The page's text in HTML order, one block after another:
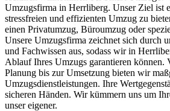
Umzugsfirma in Herrliberg. Unser Ziel ist
stressfreien und effizienten Umzug zu
einen Privatumzug, Büroumzug oder
Unsere Umzugsfirma zeichnet sich durch
und Fachwissen aus, sodass wir in
Ablauf Ihres Umzugs garantieren können.
Planung bis zur Umsetzung bieten wir
Umzugsdienstleistungen. Ihre
sicheren Händen. Wir kümmern uns um
unser eigener.